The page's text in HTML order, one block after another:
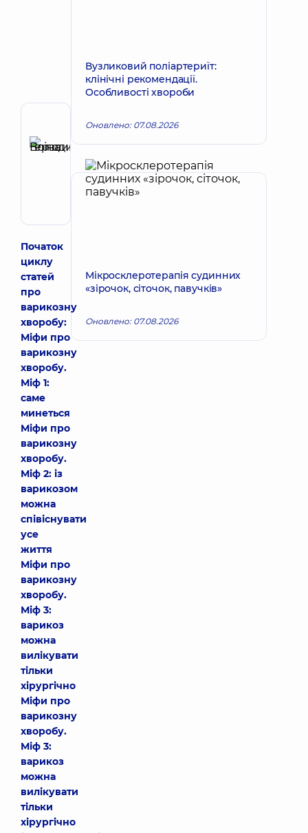
Рецензент
Герасимова
Еліна
Володимирівна
Хірург
Запис до лікаря
Початок
циклу
статей
про
варикозну
хворобу:
Міфи про
варикозну
хворобу.
Міф 1:
саме
минеться
Міфи про
варикозну
хворобу.
Міф 2: із
варикозом
можна
співіснувати
усе
життя
Міфи про
варикозну
хворобу.
Міф 3:
варикоз
можна
вилікувати
тільки
хірургічно
Міфи про
варикозну
хворобу.
Міф 3:
варикоз
можна
вилікувати
тільки
хірургічно
Вузликовий поліартериїт:
клінічні рекомендації.
Особливості хвороби
Оновлено: 07.08.2026
Мікросклеротерапія судинних
«зірочок, сіточок, павучків»
Оновлено: 07.08.2026